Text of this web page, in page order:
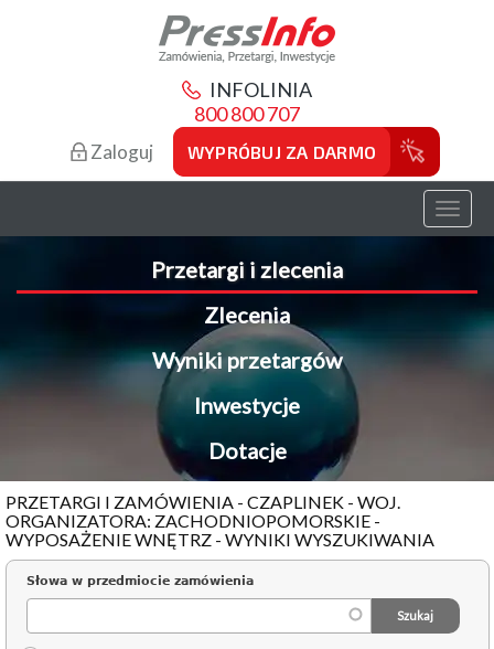
INFOLINIA
800 800 707
Zaloguj WYPRÓBUJ ZA DARMO
Toggle
Przetargi i zlecenia
Zlecenia
Wyniki przetargów
Inwestycje
Dotacje
PRZETARGI I ZAMÓWIENIA - CZAPLINEK - WOJ.
ORGANIZATORA: ZACHODNIOPOMORSKIE -
WYPOSAŻENIE WNĘTRZ - WYNIKI WYSZUKIWANIA
Słowa w przedmiocie zamówienia